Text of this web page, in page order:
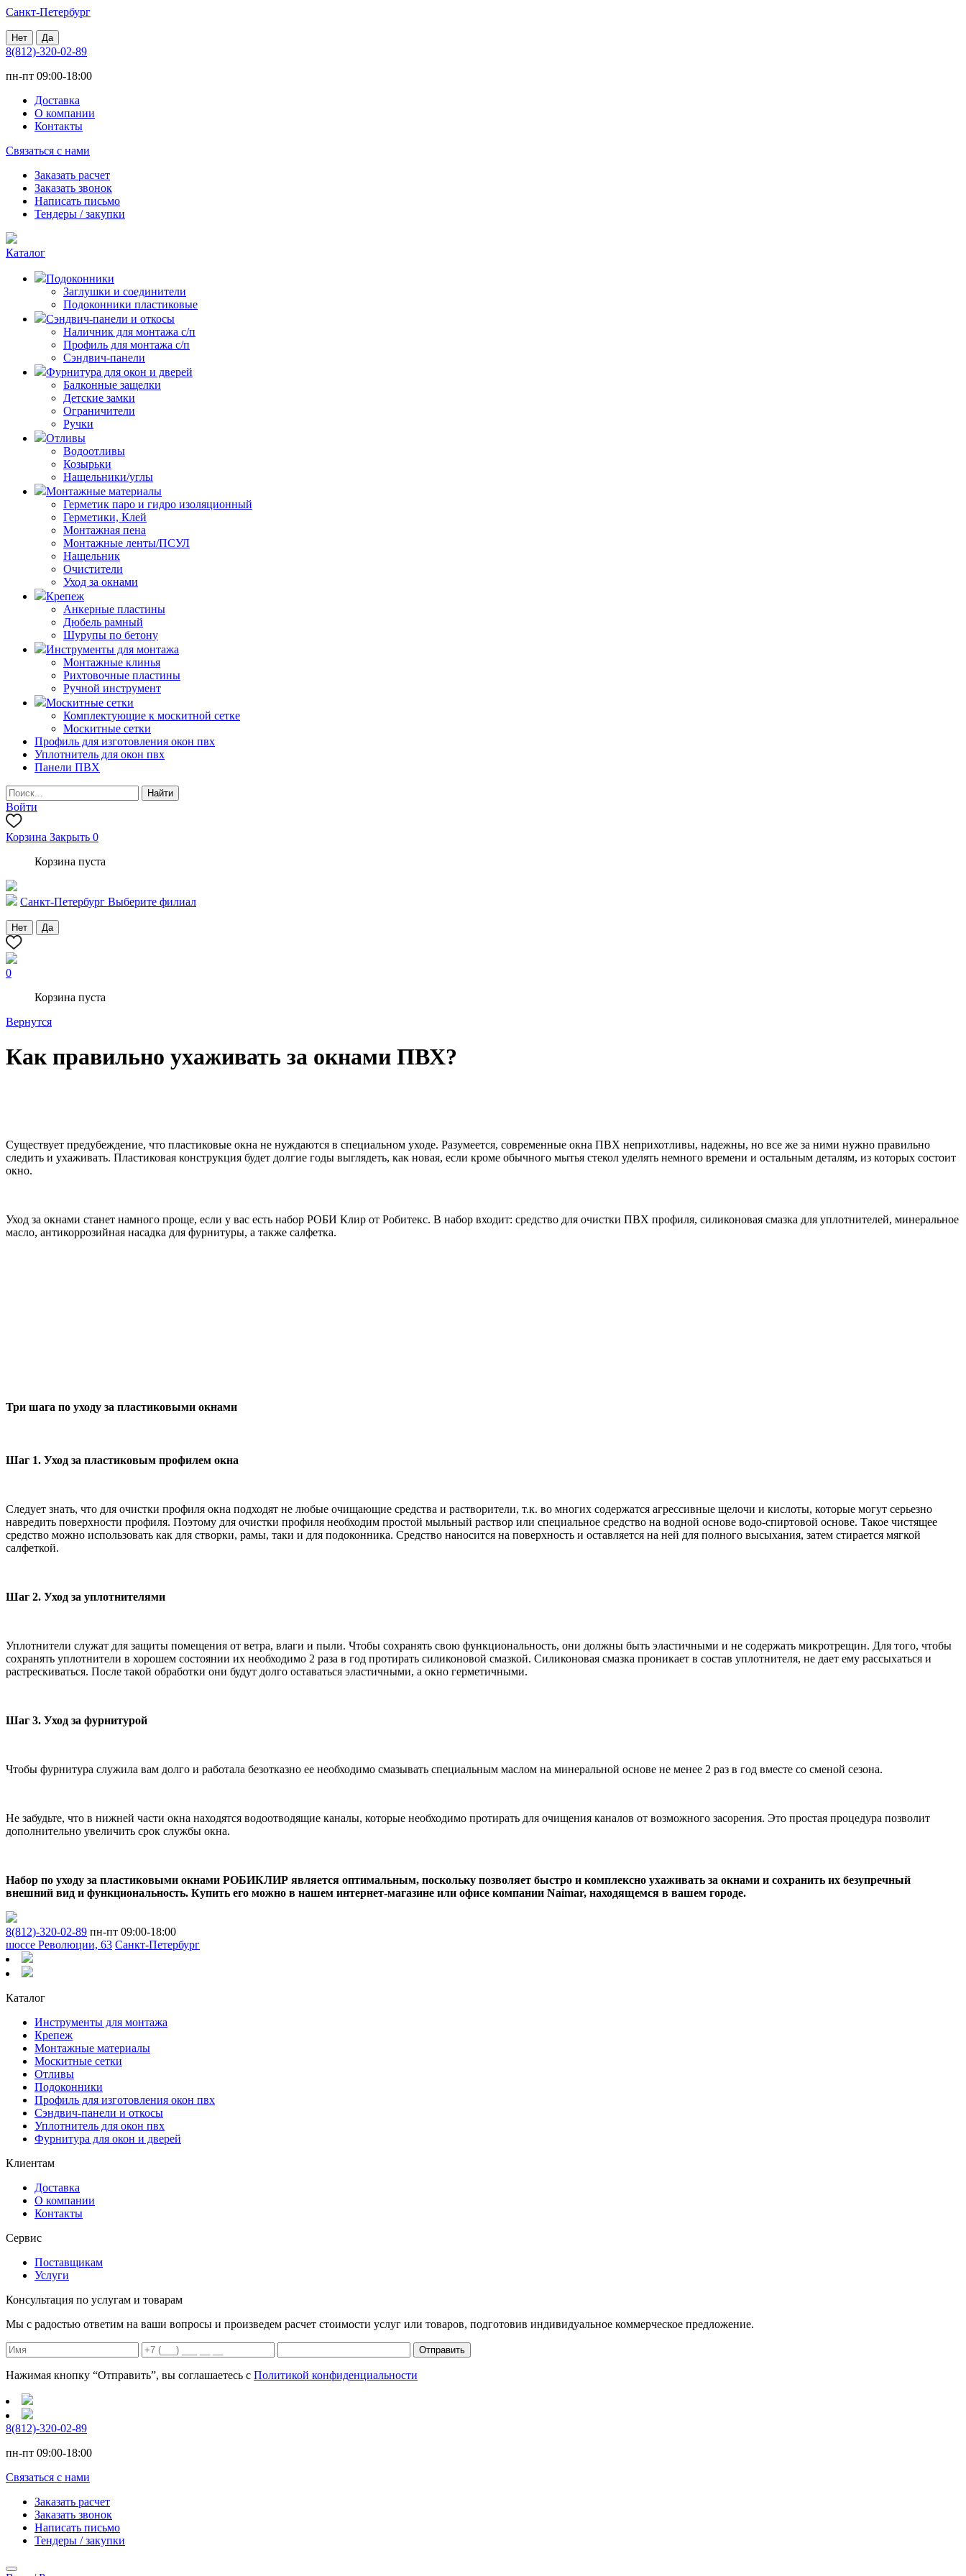
Санкт-Петербург
Нет Да
8(812)-320-02-89
пн-пт 09:00-18:00
Доставка
О компании
Контакты
Связаться с нами
Заказать расчет
Заказать звонок
Написать письмо
Тендеры / закупки
Каталог
Подоконники
Заглушки и соединители
Подоконники пластиковые
Сэндвич-панели и откосы
Наличник для монтажа с/п
Профиль для монтажа с/п
Сэндвич-панели
Фурнитура для окон и дверей
Балконные защелки
Детские замки
Ограничители
Ручки
Отливы
Водоотливы
Козырьки
Нащельники/углы
Монтажные материалы
Герметик паро и гидро изоляционный
Герметики, Клей
Монтажная пена
Монтажные ленты/ПСУЛ
Нащельник
Очистители
Уход за окнами
Крепеж
Анкерные пластины
Дюбель рамный
Шурупы по бетону
Инструменты для монтажа
Монтажные клинья
Рихтовочные пластины
Ручной инструмент
Москитные сетки
Комплектующие к москитной сетке
Москитные сетки
Профиль для изготовления окон пвх
Уплотнитель для окон пвх
Панели ПВХ
Войти
Корзина Закрыть 0
Корзина пуста
Санкт-Петербург Выберите филиал
Нет Да
0
Корзина пуста
Вернутся
Как правильно ухаживать за окнами ПВХ?
Существует предубеждение, что пластиковые окна не нуждаются в специальном уходе. Разумеется, современные окна ПВХ неприхотливы, надежны, но все же за ними нужно правильно
следить и ухаживать. Пластиковая конструкция будет долгие годы выглядеть, как новая, если кроме обычного мытья стекол уделять немного времени и остальным деталям, из которых состоит
окно.
Уход за окнами станет намного проще, если у вас есть набор РОБИ Клир от Робитекс. В набор входит: средство для очистки ПВХ профиля, силиконовая смазка для уплотнителей, минеральное
масло, антикоррозийная насадка для фурнитуры, а также салфетка.
Три шага по уходу за пластиковыми окнами
Шаг 1. Уход за пластиковым профилем окна
Следует знать, что для очистки профиля окна подходят не любые очищающие средства и растворители, т.к. во многих содержатся агрессивные щелочи и кислоты, которые могут серьезно
навредить поверхности профиля. Поэтому для очистки профиля необходим простой мыльный раствор или специальное средство на водной основе водо-спиртовой основе. Такое чистящее
средство можно использовать как для створки, рамы, таки и для подоконника. Средство наносится на поверхность и оставляется на ней для полного высыхания, затем стирается мягкой
салфеткой.
Шаг 2. Уход за уплотнителями
Уплотнители служат для защиты помещения от ветра, влаги и пыли. Чтобы сохранять свою функциональность, они должны быть эластичными и не содержать микротрещин. Для того, чтобы
сохранять уплотнители в хорошем состоянии их необходимо 2 раза в год протирать силиконовой смазкой. Силиконовая смазка проникает в состав уплотнителя, не дает ему рассыхаться и
растрескиваться. После такой обработки они будут долго оставаться эластичными, а окно герметичными.
Шаг 3. Уход за фурнитурой
Чтобы фурнитура служила вам долго и работала безотказно ее необходимо смазывать специальным маслом на минеральной основе не менее 2 раз в год вместе со сменой сезона.
Не забудьте, что в нижней части окна находятся водоотводящие каналы, которые необходимо протирать для очищения каналов от возможного засорения. Это простая процедура позволит
дополнительно увеличить срок службы окна.
Набор по уходу за пластиковыми окнами РОБИКЛИР является оптимальным, поскольку позволяет быстро и комплексно ухаживать за окнами и сохранить их безупречный
внешний вид и функциональность. Купить его можно в нашем интернет-магазине или офисе компании Naimar, находящемся в вашем городе.
8(812)-320-02-89 пн-пт 09:00-18:00
шоссе Революции, 63 Санкт-Петербург
Каталог
Инструменты для монтажа
Крепеж
Монтажные материалы
Москитные сетки
Отливы
Подоконники
Профиль для изготовления окон пвх
Сэндвич-панели и откосы
Уплотнитель для окон пвх
Фурнитура для окон и дверей
Клиентам
Доставка
О компании
Контакты
Сервис
Поставщикам
Услуги
Консультация по услугам и товарам
Мы с радостью ответим на ваши вопросы и произведем расчет стоимости услуг или товаров, подготовив индивидуальное коммерческое предложение.
Отправить
Нажимая кнопку “Отправить”, вы соглашаетесь с Политикой конфиденциальности
8(812)-320-02-89
пн-пт 09:00-18:00
Связаться с нами
Заказать расчет
Заказать звонок
Написать письмо
Тендеры / закупки